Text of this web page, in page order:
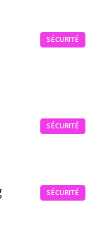
SÉCURITÉ
SÉCURITÉ
SÉCURITÉ